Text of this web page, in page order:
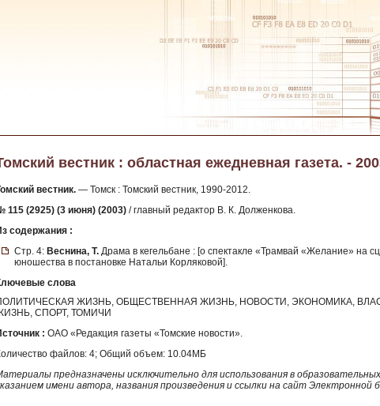
вестник : областная ежедневная газета. -
вестник. — Томск : Томский вестник, 1990-2012.
115 (2925) (3 июня) (2003) / главный редактор В. К. Долженкова.
содержания :
Стр. 4: Веснина, Т. Драма в кегельбане : [о спектакле «Трамвай «Желание» на
юношества в постановке Натальи Корляковой].
слова
ЖИЗНЬ, ОБЩЕСТВЕННАЯ ЖИЗНЬ, НОВОСТИ, ЭКОНОМИКА,
СПОРТ, ТОМИЧИ
: ОАО «Редакция газеты «Томские новости».
файлов: 4; Общий объем: 10.04МБ
предназначены исключительно для использования в
имени автора, названия произведения и ссылки на сайт Электронной